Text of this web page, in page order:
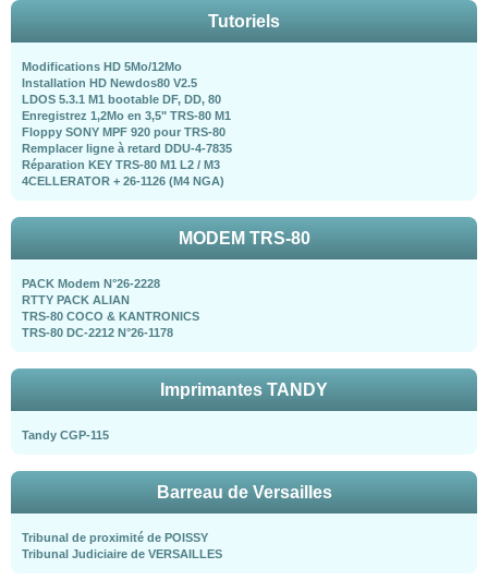
Tutoriels
Modifications HD 5Mo/12Mo
Installation HD Newdos80 V2.5
LDOS 5.3.1 M1 bootable DF, DD, 80
Enregistrez 1,2Mo en 3,5" TRS-80 M1
Floppy SONY MPF 920 pour TRS-80
Remplacer ligne à retard DDU-4-7835
Réparation KEY TRS-80 M1 L2 / M3
4CELLERATOR + 26-1126 (M4 NGA)
MODEM TRS-80
PACK Modem N°26-2228
RTTY PACK ALIAN
TRS-80 COCO & KANTRONICS
TRS-80 DC-2212 N°26-1178
Imprimantes TANDY
Tandy CGP-115
Barreau de Versailles
Tribunal de proximité de POISSY
Tribunal Judiciaire de VERSAILLES